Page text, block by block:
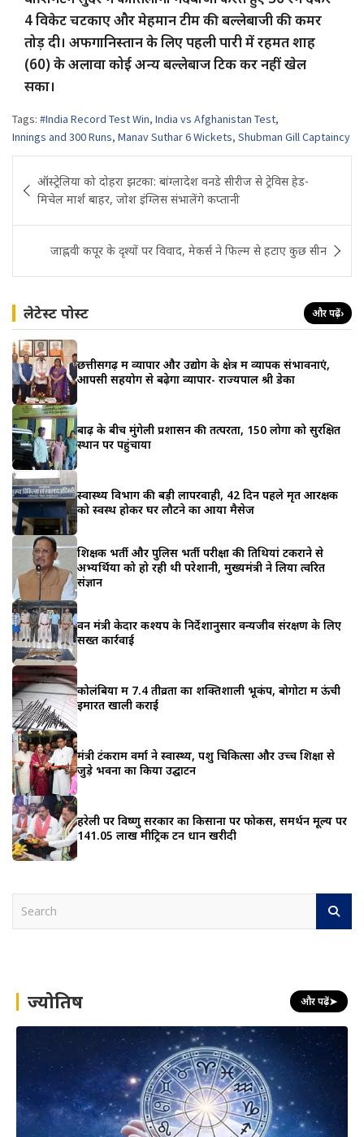
4 विकेट चटकाए और मेहमान टीम की बल्लेबाजी की कमर
तोड़ दी। अफगानिस्तान के लिए पहली पारी में रहमत शाह
(60) के अलावा कोई अन्य बल्लेबाज टिक कर नहीं खेल
सका।
Tags: #India Record Test Win, India vs Afghanistan Test,
Innings and 300 Runs, Manav Suthar 6 Wickets, Shubman Gill Captaincy
navigation
ऑस्ट्रेलिया को दोहरा झटका: बांग्लादेश वनडे सीरीज से ट्रेविस हेड-
मिचेल मार्श बाहर, जोश इंग्लिस संभालेंगे कप्तानी
जाह्नवी कपूर के दृश्यों पर विवाद, मेकर्स ने फिल्म से हटाए कुछ सीन
लेटेस्ट पोस्ट और पढ़ें›
छत्तीसगढ़ में व्यापार और उद्योग के क्षेत्र में व्यापक संभावनाएं,
आपसी सहयोग से बढ़ेगा व्यापार- राज्यपाल श्री डेका
बाढ़ के बीच मुंगेली प्रशासन की तत्परता, 150 लोगों को सुरक्षित
स्थान पर पहुंचाया
स्वास्थ्य विभाग की बड़ी लापरवाही, 42 दिन पहले मृत आरक्षक
को स्वस्थ होकर घर लौटने का आया मैसेज
शिक्षक भर्ती और पुलिस भर्ती परीक्षा की तिथियां टकराने से
अभ्यर्थियों को हो रही थी परेशानी, मुख्यमंत्री ने लिया त्वरित
संज्ञान
वन मंत्री केदार कश्यप के निर्देशानुसार वन्यजीव संरक्षण के लिए
सख्त कार्रवाई
कोलंबिया में 7.4 तीव्रता का शक्तिशाली भूकंप, बोगोटा में ऊंची
इमारतें खाली कराईं
मंत्री टंकराम वर्मा ने स्वास्थ्य, पशु चिकित्सा और उच्च शिक्षा से
जुड़े भवनों का किया उद्घाटन
हरेली पर विष्णु सरकार का किसानों पर फोकस, समर्थन मूल्य पर
141.05 लाख मीट्रिक टन धान खरीदी
h ज्योतिष और पढ़ें➤